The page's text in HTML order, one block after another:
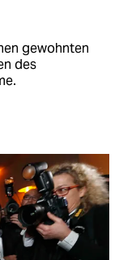
gewohnten
des